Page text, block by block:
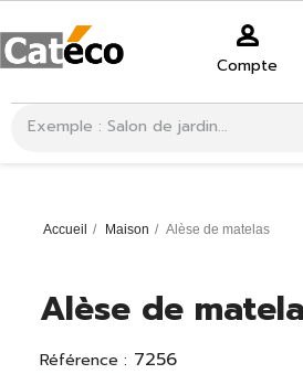
Compte
Accueil Maison Alèse de matelas
Alèse de
Référence : 7256